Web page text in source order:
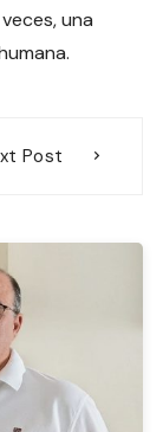
una
Post